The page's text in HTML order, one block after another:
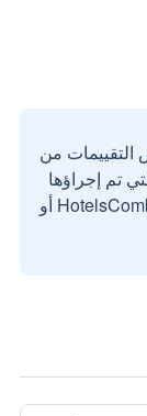
من
تم إجراؤها
بواسطة مستخدمين حقيقيين مع HotelsCombined أو